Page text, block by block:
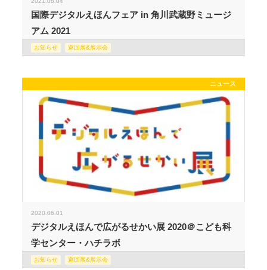
国際デジタルえほんフェア in 角川武蔵野ミュージ
アム 2021
お知らせ 巡回展&展示会
ニュース
2020.06.01
デジタルえほんで広がるせかい展 2020＠こども科
学センター・ハチラボ
お知らせ 巡回展&展示会